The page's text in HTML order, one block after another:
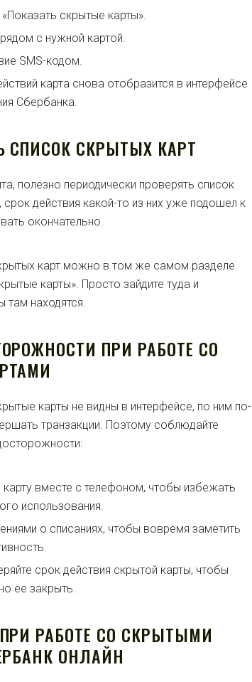
скрытые карты».
с нужной картой.
SMS-кодом.
карта снова отобразится в интерфейсе
Сбербанка.
СПИСОК СКРЫТЫХ КАРТ
полезно периодически проверять список
действия какой-то из них уже подошел к
окончательно.
карт можно в том же самом разделе
карты». Просто зайдите туда и
там находятся.
ПРИ РАБОТЕ СО
карты не видны в интерфейсе, по ним по-
транзакции. Поэтому соблюдайте
вместе с телефоном, чтобы избежать
использования.
о списаниях, чтобы вовремя заметить
срок действия скрытой карты, чтобы
ее закрыть.
РАБОТЕ СО СКРЫТЫМИ
ОНЛАЙН